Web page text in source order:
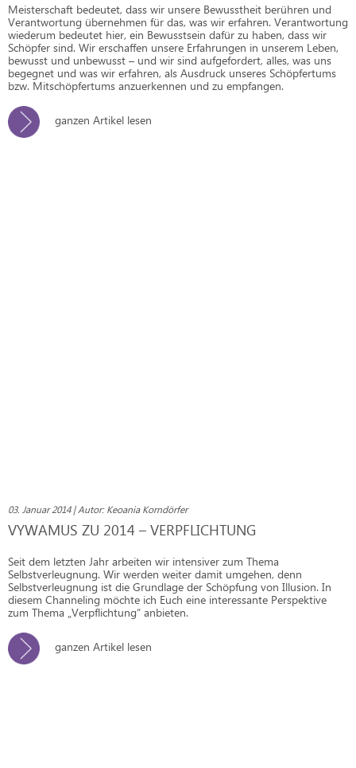
Meisterschaft bedeutet, dass wir unsere Bewusstheit berühren und
Verantwortung übernehmen für das, was wir erfahren. Verantwortung
wiederum bedeutet hier, ein Bewusstsein dafür zu haben, dass wir
Schöpfer sind. Wir erschaffen unsere Erfahrungen in unserem Leben,
bewusst und unbewusst – und wir sind aufgefordert, alles, was uns
begegnet und was wir erfahren, als Ausdruck unseres Schöpfertums
bzw. Mitschöpfertums anzuerkennen und zu empfangen.
ganzen Artikel lesen
03. Januar 2014 | Autor: Keoania Korndörfer
VYWAMUS ZU 2014 – VERPFLICHTUNG
Seit dem letzten Jahr arbeiten wir intensiver zum Thema
Selbstverleugnung. Wir werden weiter damit umgehen, denn
Selbstverleugnung ist die Grundlage der Schöpfung von Illusion. In
diesem Channeling möchte ich Euch eine interessante Perspektive
zum Thema „Verpflichtung“ anbieten.
ganzen Artikel lesen